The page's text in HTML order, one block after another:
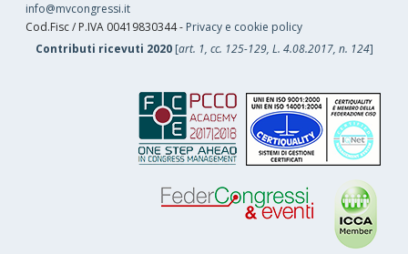
info@mvcongressi.it
Cod.Fisc / P.IVA 00419830344 - Privacy e cookie policy
Contributi ricevuti 2020[art. 1, cc. 125-129, L. 4.08.2017, n. 124]